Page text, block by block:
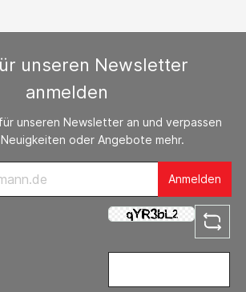
unseren Newsletter
anmelden
unseren Newsletter an und verpassen
oder Angebote mehr.
Anmelden